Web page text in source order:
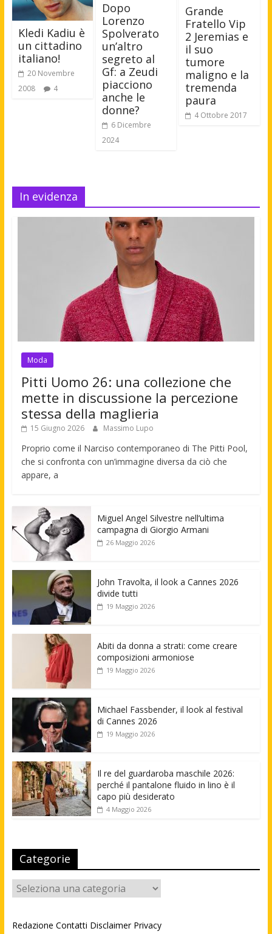
Kledi Kadiu è
un cittadino
italiano!
20 Novembre
2008
4
Dopo
Lorenzo
Spolverato
un’altro
segreto al
Gf: a Zeudi
piacciono
anche le
donne?
6 Dicembre
2024
Grande
Fratello Vip
2 Jeremias e
il suo
tumore
maligno e la
tremenda
paura
4 Ottobre 2017
In evidenza
Moda
Pitti Uomo 26: una collezione che
mette in discussione la percezione
stessa della maglieria
15 Giugno 2026 Massimo Lupo
Proprio come il Narciso contemporaneo di The Pitti Pool,
che si confronta con un’immagine diversa da ciò che
appare, a
Miguel Angel Silvestre nell’ultima
campagna di Giorgio Armani
26 Maggio 2026
John Travolta, il look a Cannes 2026
divide tutti
19 Maggio 2026
Abiti da donna a strati: come creare
composizioni armoniose
19 Maggio 2026
Michael Fassbender, il look al festival
di Cannes 2026
19 Maggio 2026
Il re del guardaroba maschile 2026:
perché il pantalone fluido in lino è il
capo più desiderato
4 Maggio 2026
Categorie
Categorie
Redazione Contatti Disclaimer Privacy